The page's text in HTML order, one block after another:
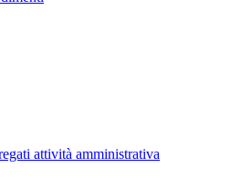
attività amministrativa